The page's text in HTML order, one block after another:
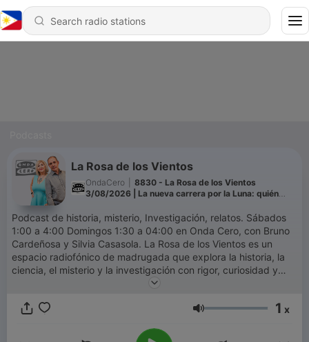
La Rosa de los Vientos
OndaCero
8830 - La Rosa de los Vientos
3/08/2026 | La nueva carrera por la Luna: quién
Podcast de historia, misterio, Investigación, relatos. Sábados
1:00 a 4:00 Domingos 1:30 a 04:00 en Onda Cero, con Bruno
Cardeñosa y Silvia Casasola. La Rosa de los Vientos es un
espacio radiofónico de madrugada que explora la historia, la
ciencia, el misterio y la investigación con rigor, curiosidad y
científicos, espionaje, medioambiente, leyendas y relatos
emisión abre una ruta distinta por los vientos de lo
Volume 1 x